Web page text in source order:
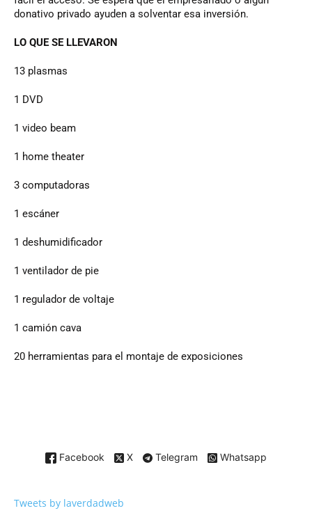
donativo privado ayuden a solventar esa inversión.
LO QUE SE LLEVARON
13 plasmas
1 DVD
1 video beam
1 home theater
3 computadoras
1 escáner
1 deshumidificador
1 ventilador de pie
1 regulador de voltaje
1 camión cava
20 herramientas para el montaje de exposiciones
Facebook X Telegram Whatsapp
Tweets by laverdadweb